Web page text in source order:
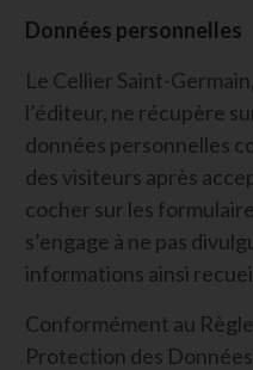
Données personnelles
Le Cellier Saint-
l’éditeur, ne récupère
données personnelles
des visiteurs après
cocher sur les
s’engage à ne pas
informations ainsi
Conformément au
Protection des